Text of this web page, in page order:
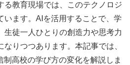
る教育現場では、このテクノロジ
います。AIを活用することで、学
生徒一人ひとりの創造力や思考力
りつつあります。本記事では、
高校の学び方の変化を解説しま